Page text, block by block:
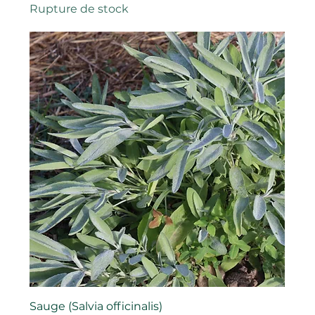
Rupture de stock
Sauge (Salvia officinalis)